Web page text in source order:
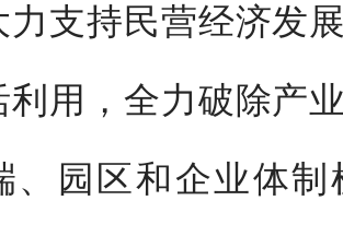
力支持民营经济发
利用，全力破除产
、园区和企业体